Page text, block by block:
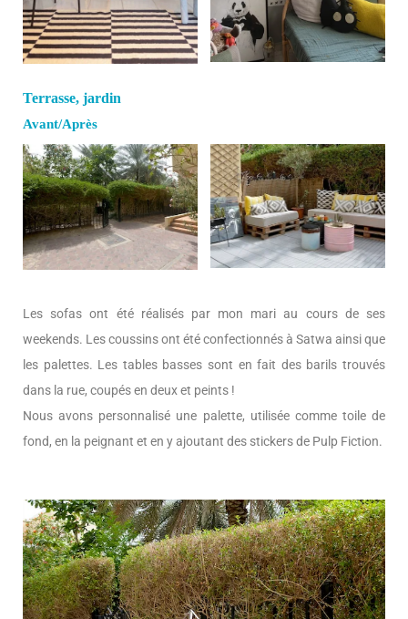
Terrasse, jardin
Avant/Après
Les sofas ont été réalisés par mon mari au cours de ses
weekends. Les coussins ont été confectionnés à Satwa ainsi que
les palettes. Les tables basses sont en fait des barils trouvés
dans la rue, coupés en deux et peints !
Nous avons personnalisé une palette, utilisée comme toile de
fond, en la peignant et en y ajoutant des stickers de Pulp Fiction.